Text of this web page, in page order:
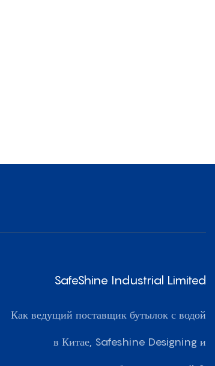
SafeShine Industrial Limited
Как ведущий поставщик бутылок с водой
в Китае, Safeshine Designing и